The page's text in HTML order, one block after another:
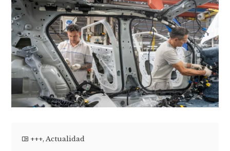
+++,Actualidad